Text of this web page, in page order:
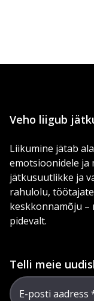
Veho liigub
Liikumine jätab
emotsioonidele ja
jätkusuutlikke ja
rahulolu,
keskkonnamõju –
pidevalt.
Telli meie
E-posti aadress